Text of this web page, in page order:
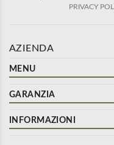
PRIVACY
AZIENDA
MENU
GARANZIA
INFORMAZIONI